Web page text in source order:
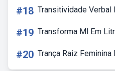
#18 Transitividade
#19 Transforma Ml Em
#20 Trança Raiz Feminina